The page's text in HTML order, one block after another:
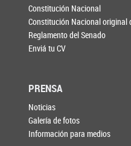
Constitución Nacional
Constitución Nacional original
Reglamento del Senado
Enviá tu CV
PRENSA
Noticias
Galería de fotos
Información para medios